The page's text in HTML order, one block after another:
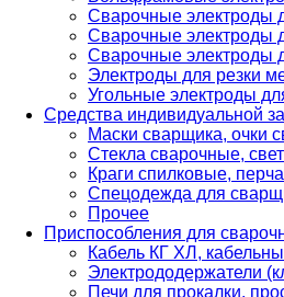
Сварочные электроды
Сварочные электроды
Сварочные электроды
Электроды для резки
Угольные электроды
Средства индивидуальной
Маски сварщика, очки
Стекла сварочные,
Краги спилковые,
Спецодежда для
Прочее
Приспособления для
Кабель КГ ХЛ,
Электрододержатели
Печи для прокалки,